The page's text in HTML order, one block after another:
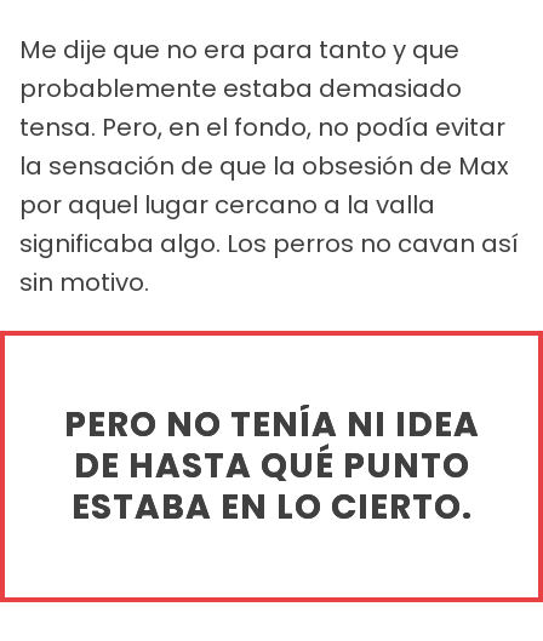
Me dije que no era para tanto y que
probablemente estaba demasiado
tensa. Pero, en el fondo, no podía evitar
la sensación de que la obsesión de Max
por aquel lugar cercano a la valla
significaba algo. Los perros no cavan así
sin motivo.
PERO NO TENÍA NI IDEA
DE HASTA QUÉ PUNTO
ESTABA EN LO CIERTO.